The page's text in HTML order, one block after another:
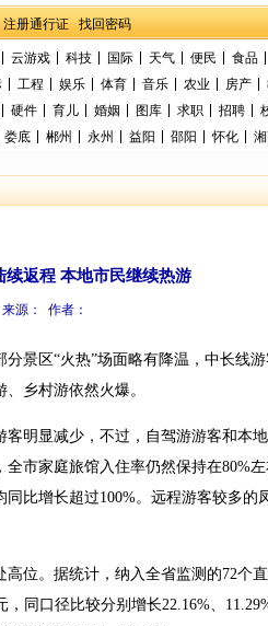
找回密码
云游戏 科技 国际 天气 便民 食品
工程 娱乐 体育 音乐 农业 房产
硬件 育儿 婚姻 图库 求职 招聘
娄底 郴州 永州 益阳 邵阳 怀化
续返程 本地市民继续热游
来源： 作者：
景区“火热”场面略有降温，中长线
乡村游依然火爆。
显减少，不过，自驾游游客和本
市家庭旅馆入住率仍然保持在80%
比增长超过100%。远程游客较多的
。据统计，纳入全省监测的72个
同口径比较分别增长22.16%、